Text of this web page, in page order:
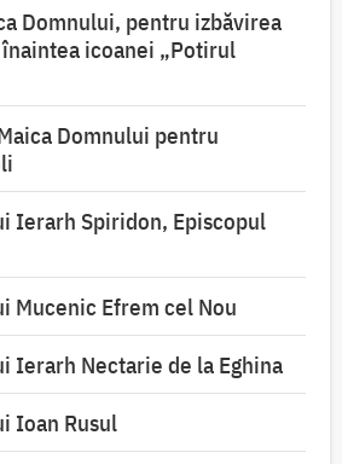
Domnului, pentru izbăvirea
icoanei „Potirul
Domnului pentru
Ierarh Spiridon, Episcopul
Mucenic Efrem cel Nou
Ierarh Nectarie de la Eghina
Ioan Rusul